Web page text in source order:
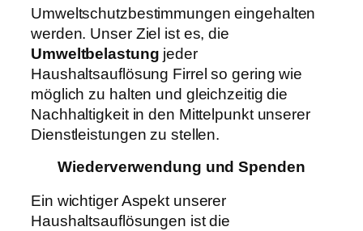
Umweltschutzbestimmungen eingehalten
werden. Unser Ziel ist es, die
Umweltbelastung jeder
Haushaltsauflösung Firrel so gering wie
möglich zu halten und gleichzeitig die
Nachhaltigkeit in den Mittelpunkt unserer
Dienstleistungen zu stellen.
Wiederverwendung und Spenden
Ein wichtiger Aspekt unserer
Haushaltsauflösungen ist die